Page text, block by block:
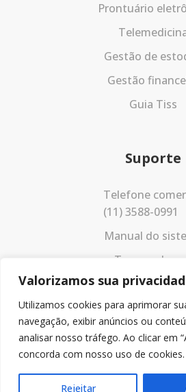
Valorizamos sua
Utilizamos cookies para aprimorar
navegação, exibir anúncios ou
analisar nosso tráfego. Ao clicar em
concorda com nosso uso de cookies.
Rejeitar
Prontuário
Gestão de
Gestão
Guia Tiss
Suporte
Telefone
(11) 3588-0991
Manual do
Termos de uso
Política de